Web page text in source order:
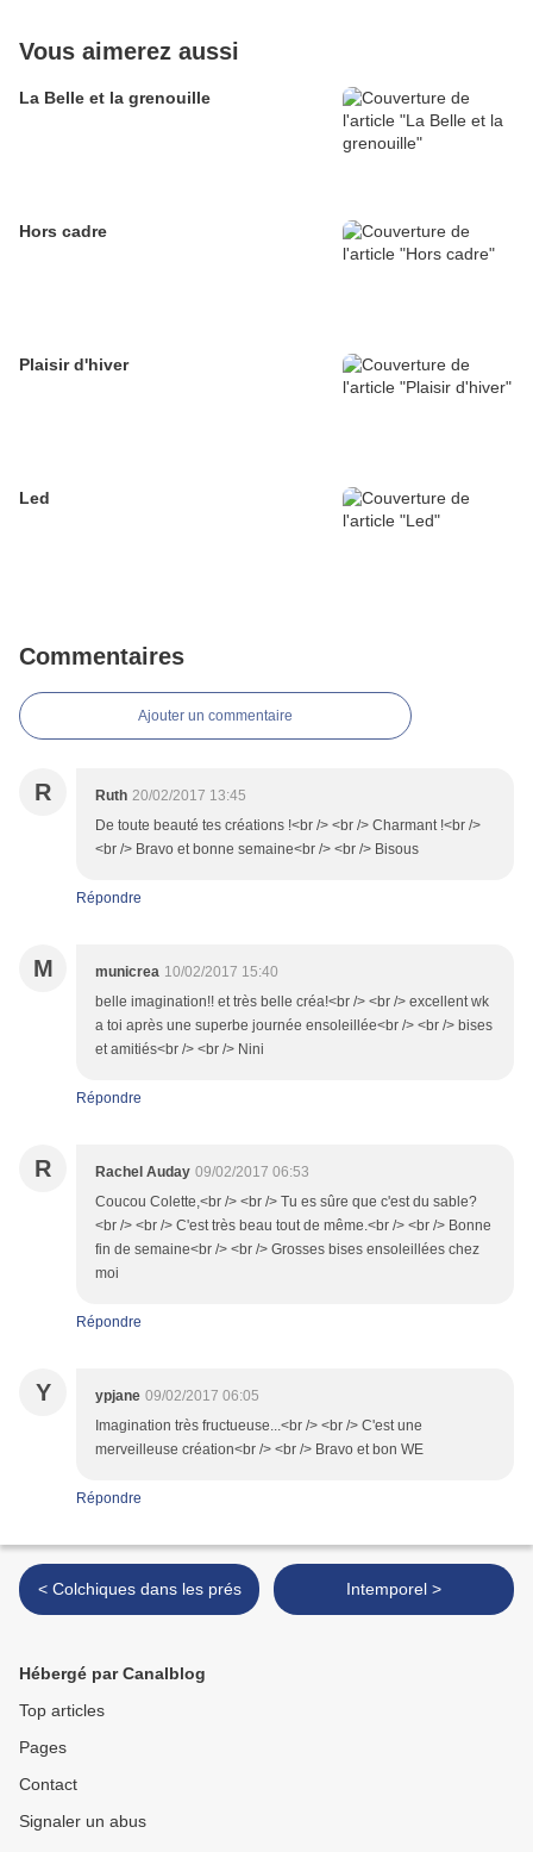
Vous aimerez aussi
La Belle et la grenouille
Hors cadre
Plaisir d'hiver
Led
Commentaires
Ajouter un commentaire
R Ruth 20/02/2017 13:45
De toute beauté tes créations !<br /> <br /> Charmant !<br />
<br /> Bravo et bonne semaine<br /> <br /> Bisous
Répondre
M municrea 10/02/2017 15:40
belle imagination!! et très belle créa!<br /> <br /> excellent wk
a toi après une superbe journée ensoleillée<br /> <br /> bises
et amitiés<br /> <br /> Nini
Répondre
R Rachel Auday 09/02/2017 06:53
Coucou Colette,<br /> <br /> Tu es sûre que c'est du sable?
<br /> <br /> C'est très beau tout de même.<br /> <br /> Bonne
fin de semaine<br /> <br /> Grosses bises ensoleillées chez
moi
Répondre
Y ypjane 09/02/2017 06:05
Imagination très fructueuse...<br /> <br /> C'est une
merveilleuse création<br /> <br /> Bravo et bon WE
Répondre
< Colchiques dans les prés Intemporel >
Hébergé par Canalblog
Top articles
Pages
Contact
Signaler un abus